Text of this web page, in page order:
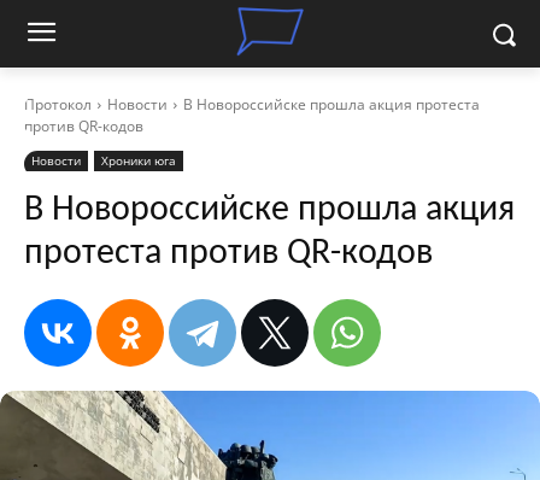
Протокол Новости
В Новороссийске прошла акция протеста
против QR-кодов
Новости Хроники юга
В Новороссийске прошла акция
протеста против QR-кодов